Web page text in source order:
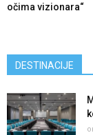
očima vizionara“
DESTINACIJE